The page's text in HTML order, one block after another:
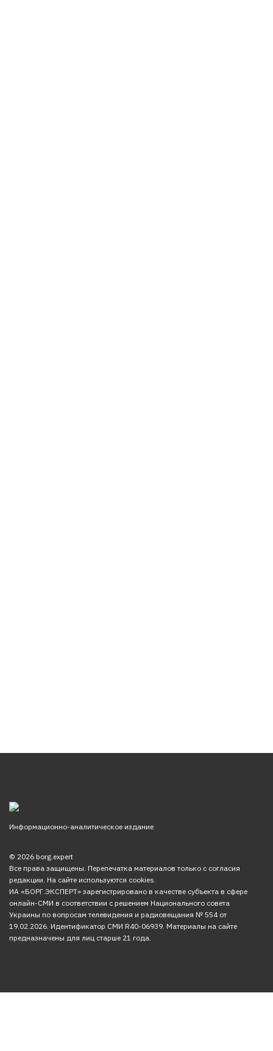
Информационно-аналитическое издание
© 2026 borg.expert
Все права защищены. Перепечатка материалов только с согласия
редакции. На сайте используются cookies.
ИА «БОРГ.ЭКСПЕРТ» зарегистрировано в качестве субъекта в сфере
онлайн-СМИ в соответствии с решением Национального совета
Украины по вопросам телевидения и радиовещания № 554 от
19.02.2026. Идентификатор СМИ R40-06939. Материалы на сайте
предназначены для лиц старше 21 года.